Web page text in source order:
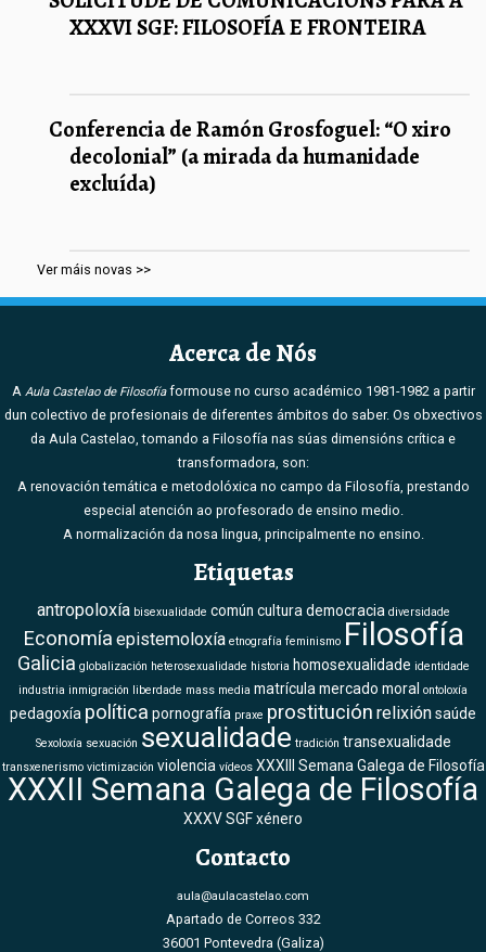
XXXVI SGF: FILOSOFÍA E FRONTEIRA
Conferencia de Ramón Grosfoguel: “O xiro
decolonial” (a mirada da humanidade
excluída)
Ver máis novas >>
Acerca de Nós
A Aula Castelao de Filosofíaformouse no curso académico 1981-1982 a partir
dun colectivo de profesionais de diferentes ámbitos do saber. Os obxectivos
da Aula Castelao, tomando a Filosofía nas súas dimensións crítica e
transformadora, son:
A renovación temática e metodolóxica no campo da Filosofía, prestando
especial atención ao profesorado de ensino medio.
A normalización da nosa lingua, principalmente no ensino.
Etiquetas
antropoloxía bisexualidade común cultura democracia diversidade
Economía epistemoloxía etnografía feminismo Filosofía
Galicia globalización heterosexualidade historia homosexualidade identidade
industria inmigración liberdade mass media matrículamercado moral ontoloxía
pedagoxía política pornografía praxe prostitución relixiónsaúde
Sexoloxía sexuación sexualidade tradición transexualidade
transxenerismo victimización violencia vídeos XXXIII Semana Galega de Filosofía
XXXII Semana Galega de Filosofía
XXXV SGFxénero
Contacto
aula@aulacastelao.com
Apartado de Correos 332
36001 Pontevedra (Galiza)